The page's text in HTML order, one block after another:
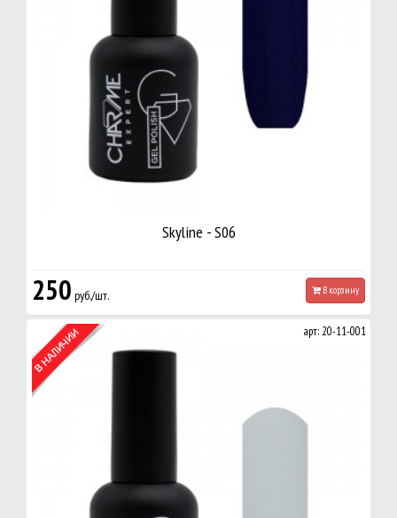
Skyline - S06
250 руб./шт. В корзину
арт: 20-11-001